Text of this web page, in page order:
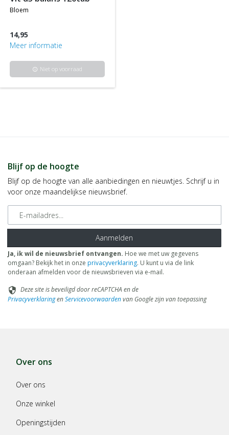
bloem
14,95
Meer informatie
info Niet op voorraad
Blijf op de hoogte
Blijf op de hoogte van alle aanbiedingen en nieuwtjes. Schrijf u in
voor onze maandelijkse nieuwsbrief.
E-mailadres
Aanmelden
Ja, ik wil de nieuwsbrief ontvangen. Hoe we met uw gegevens
omgaan? Bekijk het in onze privacyverklaring. U kunt u via de link
onderaan afmelden voor de nieuwsbrieven via e-mail.
security Deze site is beveiligd door reCAPTCHA en de
PrivacyverklaringenServicevoorwaardenvan Google zijn van toepassing
Over ons
Over ons
Onze winkel
Openingstijden